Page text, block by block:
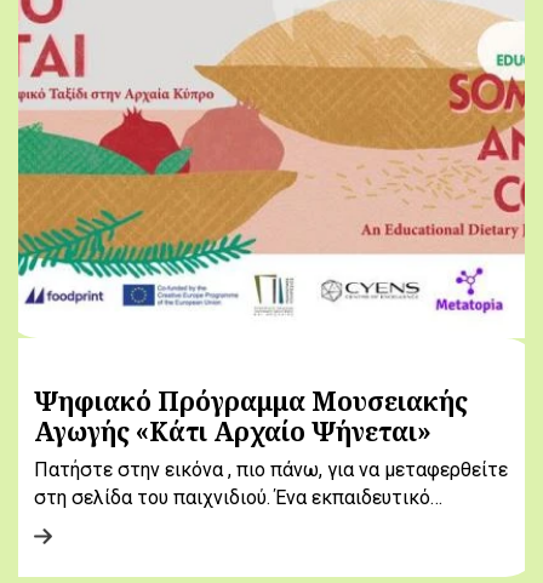
Ψηφιακό Πρόγραμμα Μουσειακής
Αγωγής «Κάτι Αρχαίο Ψήνεται»
Πατήστε στην εικόνα , πιο πάνω, για να μεταφερθείτε
στη σελίδα του παιχνιδιού. Ένα εκπαιδευτικό…